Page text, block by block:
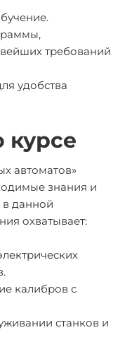
требований
удобства
автоматов»
знания и
данной
охватывает:
калибров с
станков и